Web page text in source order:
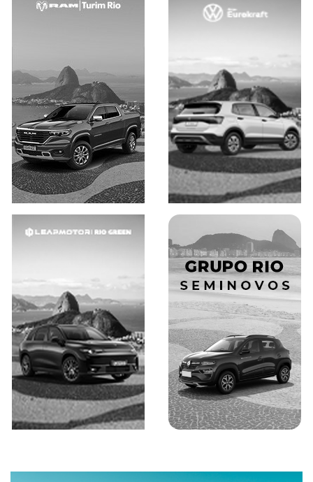
Saiba mais Saiba mais